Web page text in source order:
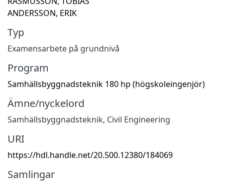
ANDERSSON, ERIK
Typ
Examensarbete på grundnivå
Program
Samhällsbyggnadsteknik 180 hp (högskoleingenjör)
Ämne/nyckelord
Samhällsbyggnadsteknik, Civil Engineering
URI
https://hdl.handle.net/20.500.12380/184069
Samlingar